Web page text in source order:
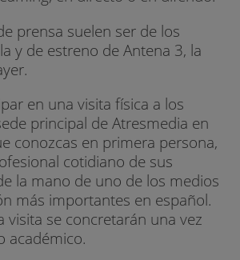
prensa suelen ser de los
y de estreno de Antena 3, la
en una visita física a los
principal de Atresmedia en
conozcas en primera persona,
cotidiano de sus
la mano de uno de los medios
más importantes en español.
visita se concretarán una vez
académico.